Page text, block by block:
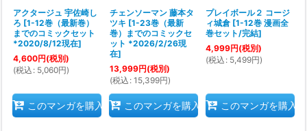
アクタージュ 宇佐崎し
ろ [1-12巻（最新巻）
までのコミックセット
*2020/8/12現在]
4,600円(税別)
(税込 : 5,060円)
このマンガを購入
チェンソーマン 藤本タ
ツキ [1-23巻（最新
巻）までのコミックセ
ット *2026/2/26現
在]
13,999円(税別)
(税込 : 15,399円)
このマンガを購入
プレイボール２ コージ
ィ城倉 [1-12巻 漫画全
巻セット/完結]
4,999円(税別)
(税込 : 5,499円)
このマンガを購入